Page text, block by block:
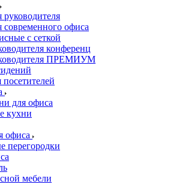
руководителя
современного офиса
с сеткой
конференц
ПРЕМИУМ
посетителей
для офиса
кухни
офиса
перегородки
мебели